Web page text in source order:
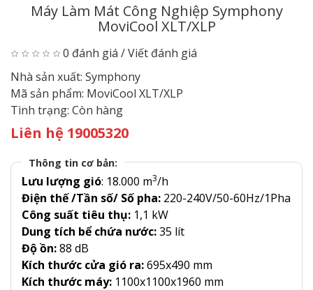
Máy Làm Mát Công Nghiệp Symphony
MoviCool XLT/XLP
0 đánh giá /Viết đánh giá
Nhà sản xuất: Symphony
Mã sản phẩm: MoviCool XLT/XLP
Tình trạng: Còn hàng
Liên hệ 19005320
Thông tin cơ bản:
Lưu lượng gió: 18.000 m3/h
Điện thế /Tần số/ Số pha: 220-240V/50-60Hz/1Pha
Công suất tiêu thụ: 1,1 kW
Dung tích bể chứa nước:35 lít
Độ ồn:88 dB
Kích thước cửa gió ra:695x490 mm
Kích thước máy: 1100x1100x1960 mm